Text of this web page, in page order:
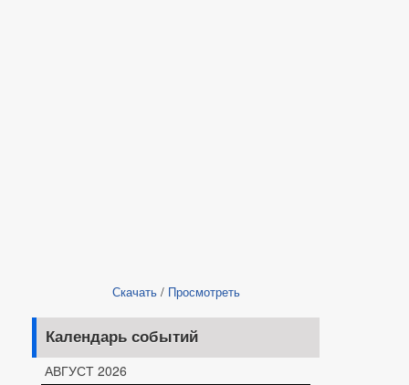
Скачать/ Просмотреть
Календарь событий
АВГУСТ 2026